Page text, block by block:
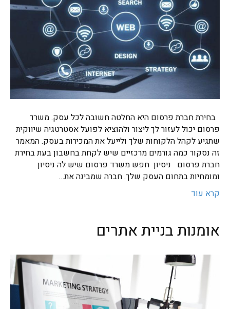
בחירת חברת פרסום היא החלטה חשובה לכל עסק. משרד
פרסום יכול לעזור לך ליצור ולהוציא לפועל אסטרטגיה שיווקית
שתגיע לקהל הלקוחות שלך ולייעל את המכירות בעסק. המאמר
זה נסקור כמה גורמים מרכזיים שיש לקחת בחשבון בעת בחירת
חברת פרסום ניסיון חפש משרד פרסום שיש לה ניסיון
ומומחיות בתחום העסק שלך. חברה שמבינה את…
קרא עוד
אומנות בניית אתרים